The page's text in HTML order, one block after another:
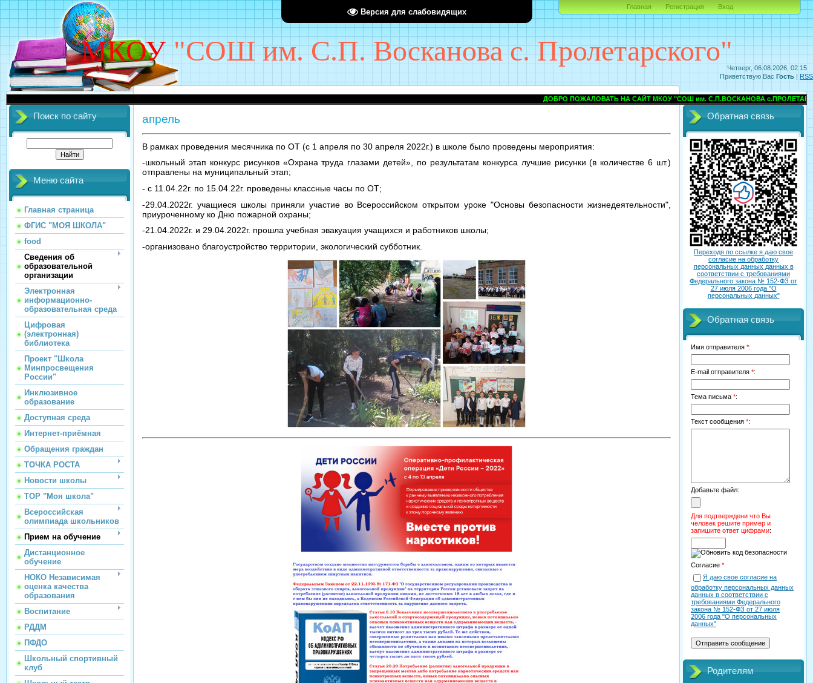
Версия для слабовидящих
Четверг, 06.08.2026, 02:15
Главная Регистрация Вход
МКОУ "СОШ им. С.П. Восканова с. Пролетарского"
Приветствую Вас Гость | RSS
ДОБРО ПОЖАЛОВАТЬ НА САЙТ МКОУ "СОШ им. С.П.ВОСКАНОВА с.ПРОЛЕТАРСКОГО"
Поиск по сайту
Меню сайта
Главная страница
ФГИС "МОЯ ШКОЛА"
food
Сведения об
образовательной
организации
Электронная
информационно-
образовательная среда
Цифровая
(электронная)
библиотека
Проект "Школа
Минпросвещения
России"
Инклюзивное
образование
Доступная среда
Интернет-приёмная
Обращения граждан
ТОЧКА РОСТА
Новости школы
ТОР "Моя школа"
Всероссийская
олимпиада школьников
Прием на обучение
Дистанционное
обучение
НОКО Независимая
оценка качества
образования
Воспитание
РДДМ
ПФДО
Школьный спортивный
клуб
апрель
В рамках проведения месячника по ОТ (с 1 апреля по 30 апреля 2022г.) в школе было проведены мероприятия:
-школьный этап конкурс рисунков «Охрана труда глазами детей», по результатам конкурса лучшие рисунки (в количестве 6 шт.)
отправлены на муниципальный этап;
- с 11.04.22г. по 15.04.22г. проведены классные часы по ОТ;
-29.04.2022г. учащиеся школы приняли участие во Всероссийском открытом уроке "Основы безопасности жизнедеятельности",
приуроченному ко Дню пожарной охраны;
-21.04.2022г. и 29.04.2022г. прошла учебная эвакуация учащихся и работников школы;
-организовано благоустройство территории, экологический субботник.
Обратная связь
Переходя по ссылке я даю свое
согласие на обработку
персональных данных данных в
соответствии с требованиями
Федерального закона № 152-ФЗ от
27 июля 2006 года "О
персональных данных"
Обратная связь
Имя отправителя *:
E-mail отправителя *:
Тема письма *:
Текст сообщения *:
Добавьте файл:
Для подтверждени что Вы
человек решите пример и
запишите ответ цифрами:
Согласие *
Я даю свое согласие на
обработку персональных данных
данных в соответствии с
требованиями Федерального
закона № 152-ФЗ от 27 июля
2006 года "О персональных
данных"
Родителям